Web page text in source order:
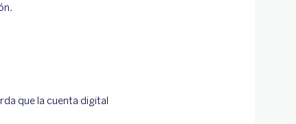
que la cuenta digital